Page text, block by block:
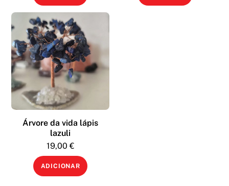
Árvore da vida lápis
lazuli
19,00€
ADICIONAR